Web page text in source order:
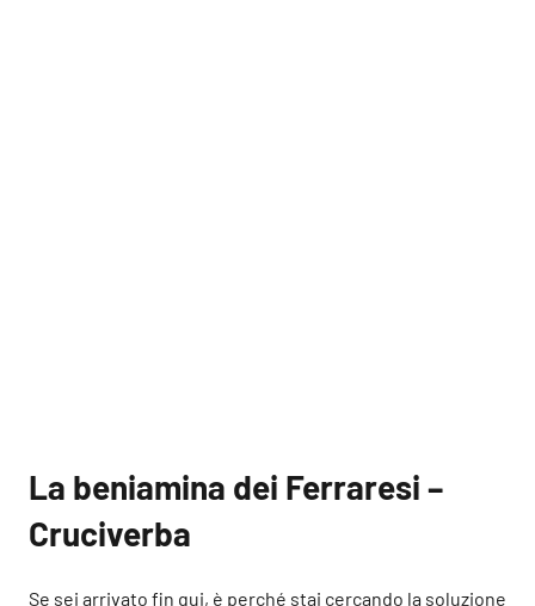
La beniamina dei Ferraresi –
Cruciverba
Se sei arrivato fin qui, è perché stai cercando la soluzione